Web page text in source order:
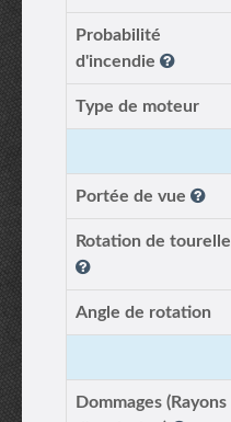
Probabilité
d'incendie
Type de moteur
Portée de vue
Rotation de tourelle
Angle de rotation
Dommages (Rayons